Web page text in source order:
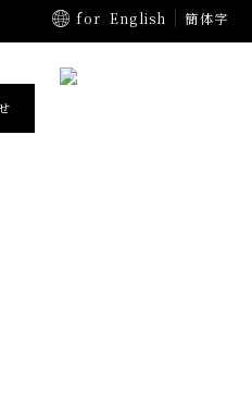
for English 簡体字